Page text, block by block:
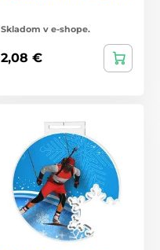
Skladom v e-shope.
2,08 €